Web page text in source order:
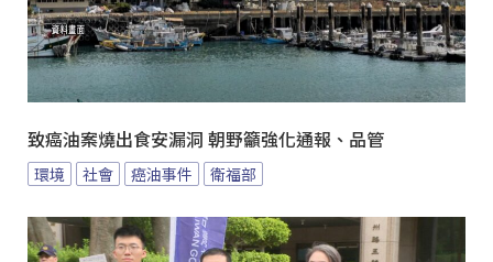
致癌油案燒出食安漏洞 朝野籲強化通報、品管
環境 社會 癌油事件 衛福部